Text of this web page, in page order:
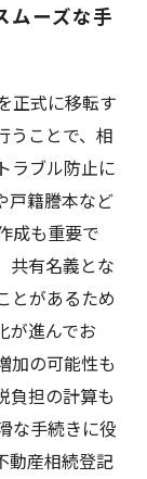
ムーズな手
正式に移転す
うことで、相
ラブル防止に
戸籍謄本など
成も重要で
共有名義とな
とがあるため
が進んでお
加の可能性も
負担の計算も
な手続きに役
動産相続登記